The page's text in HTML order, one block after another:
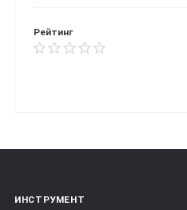
Рейтинг
ИНСТРУМЕНТ